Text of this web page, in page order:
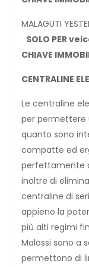
MALAGUTI
SOLO PER
CHIAVE
CENTRALINE
Le centraline
per permettere
quanto sono
compatte ed
perfettamente
inoltre di
centraline di
appieno la
più alti regimi
Malossi sono a
permettono di